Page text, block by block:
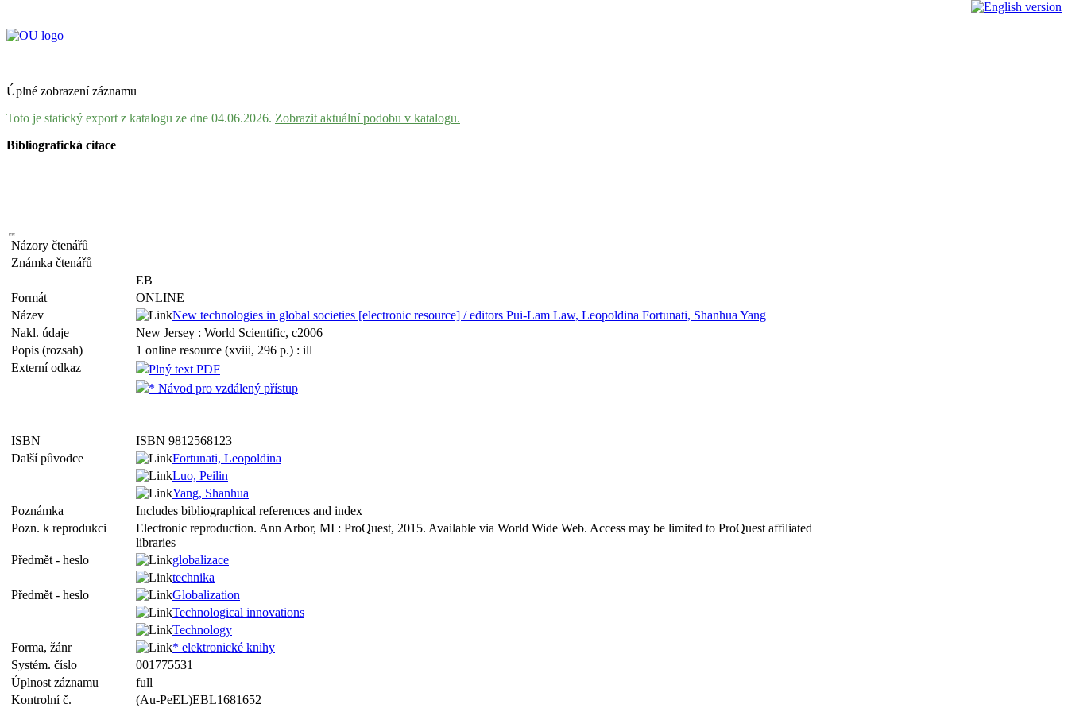
Úplné zobrazení záznamu
Toto je statický export z katalogu ze dne 04.06.2026. Zobrazit aktuální podobu v katalogu.
Bibliografická citace
Názory čtenářů
Známka čtenářů
EB
Formát
ONLINE
Název
New technologies in global societies [electronic resource] / editors Pui-Lam Law, Leopoldina Fortunati, Shanhua Yang
Nakl. údaje
New Jersey : World Scientific, c2006
Popis (rozsah)
1 online resource (xviii, 296 p.) : ill
Externí odkaz
Plný text PDF
* Návod pro vzdálený přístup
ISBN
ISBN 9812568123
Další původce
Fortunati, Leopoldina
Luo, Peilin
Yang, Shanhua
Poznámka
Includes bibliographical references and index
Pozn. k reprodukci
Electronic reproduction. Ann Arbor, MI : ProQuest, 2015. Available via World Wide Web. Access may be limited to ProQuest affiliated
libraries
Předmět - heslo
globalizace
technika
Předmět - heslo
Globalization
Technological innovations
Technology
Forma, žánr
* elektronické knihy
Systém. číslo
001775531
Úplnost záznamu
full
Kontrolní č.
(Au-PeEL)EBL1681652